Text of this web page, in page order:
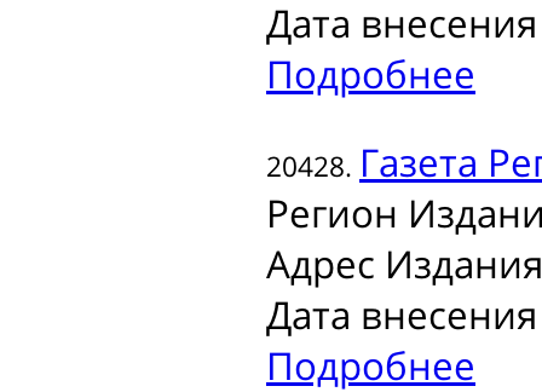
Дата
Подробнее
20428. Газета
Регион
Адрес
Дата
Подробнее